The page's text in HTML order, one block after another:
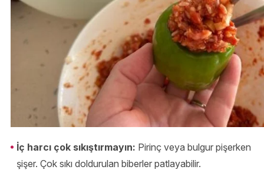
İç harcı çok sıkıştırmayın: Pirinç veya bulgur pişerken
şişer. Çok sıkı doldurulan biberler patlayabilir.